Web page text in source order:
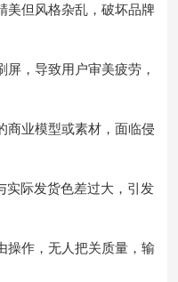
美但风格杂乱，破坏品牌
，导致用户审美疲劳，
商业模型或素材，面临侵
际发货色差过大，引发
操作，无人把关质量，输